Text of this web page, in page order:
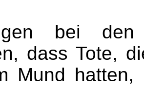
bei
dass Tote,
Mund hatten,